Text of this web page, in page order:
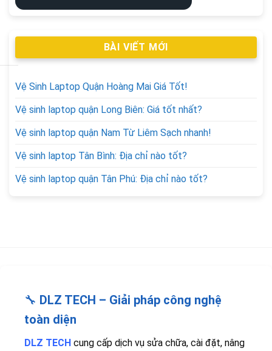
BÀI VIẾT MỚI
Vệ Sinh Laptop Quận Hoàng Mai Giá Tốt!
Vệ sinh laptop quận Long Biên: Giá tốt nhất?
Vệ sinh laptop quận Nam Từ Liêm Sạch nhanh!
Vệ sinh laptop Tân Bình: Địa chỉ nào tốt?
Vệ sinh laptop quận Tân Phú: Địa chỉ nào tốt?
🔧 DLZ TECH – Giải pháp công nghệ
toàn diện
DLZ TECH cung cấp dịch vụ sửa chữa, cài đặt, nâng